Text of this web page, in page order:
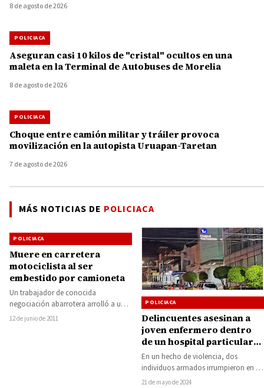
8 de agosto de 2026
POLICIACA
Aseguran casi 10 kilos de "cristal" ocultos en una
maleta en la Terminal de Autobuses de Morelia
8 de agosto de 2026
POLICIACA
Choque entre camión militar y tráiler provoca
movilización en la autopista Uruapan-Taretan
7 de agosto de 2026
MÁS NOTICIAS DE POLICIACA
POLICIACA
Muere en carretera
motociclista al ser
embestido por camioneta
Un trabajador de conocida
negociación abarrotera arrolló a un
motociclista ocasionándole una
12 de junio de 2011
POLICIACA
Delincuentes asesinan a
joven enfermero dentro
de un hospital particular
en Uruapan
En un hecho de violencia, dos
individuos armados irrumpieron en el
Hospital San Francisco de la ciudad
21 de mayo de 2024